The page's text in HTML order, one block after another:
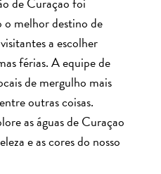
melhor destino de
a escolher
férias. A equipe de
de mergulho mais
outras coisas.
as águas de Curaçao
e as cores do nosso